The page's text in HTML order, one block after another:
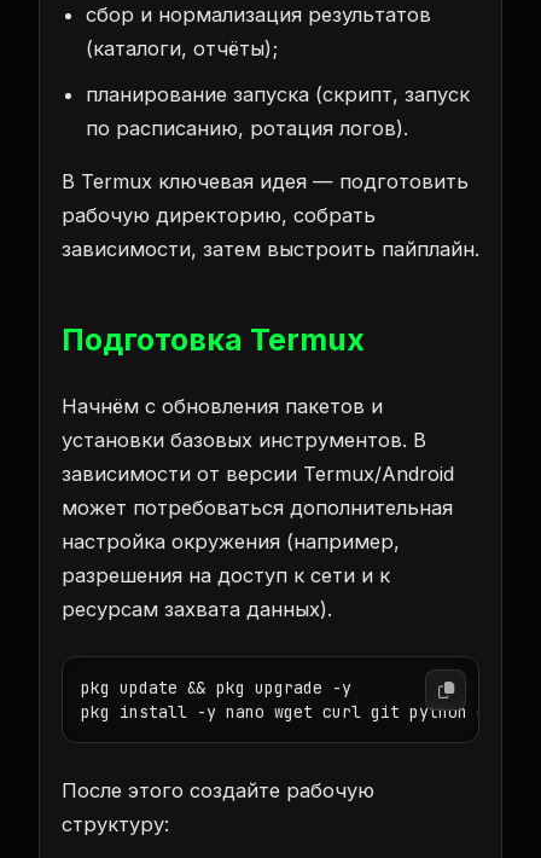
сбор и нормализация результатов
(каталоги, отчёты);
планирование запуска (скрипт, запуск
по расписанию, ротация логов).
В Termux ключевая идея — подготовить
рабочую директорию, собрать
зависимости, затем выстроить пайплайн.
Подготовка Termux
Начнём с обновления пакетов и
установки базовых инструментов. В
зависимости от версии Termux/Android
может потребоваться дополнительная
настройка окружения (например,
разрешения на доступ к сети и к
ресурсам захвата данных).
pkg update && pkg upgrade -y
После этого создайте рабочую
структуру: